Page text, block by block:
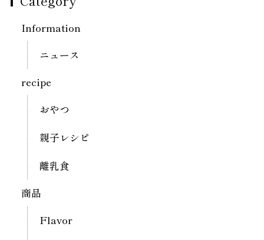
Information
ニュース
recipe
おやつ
親子レシピ
離乳食
商品
Flavor